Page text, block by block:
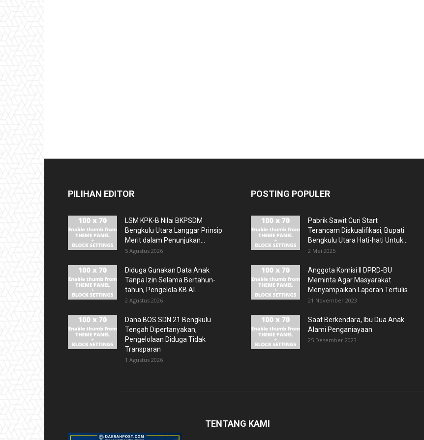
PILIHAN EDITOR
LSM KPK-B Nilai BKPSDM
Bengkulu Utara Langgar Prinsip
Merit dalam Penunjukan...
5 Agustus 2026
Diduga Gunakan Data Anak
Tanpa Izin Selama Bertahun-
tahun, Pengelola KB Al...
2 Agustus 2026
Dana BOS SDN 21 Bengkulu
Tengah Dipertanyakan,
Pengelolaan Diduga Tidak
Transparan
1 Agustus 2026
POSTING POPULER
Pabrik Sawit Curi Start
Terancam Diskualifikasi, Bupati
Bengkulu Utara Hati-hati Untuk...
2 Mei 2025
Anggota Komisi II DPRD-BU
Meminta Agar Masyarakat
Menyampaikan Laporan Tertulis
21 November 2023
Saat Berkendara, Ibu Dua Anak
Alami Penganiayaan
25 Desember 2023
TENTANG KAMI